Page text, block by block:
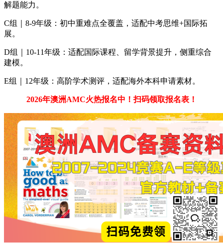
解题能力。
C组｜8-9年级：初中重难点全覆盖，适配中考思维+国际拓
展。
D组｜10-11年级：适配国际课程、留学背景提升，侧重综合
建模。
E组｜12年级：高阶学术测评，适配海外本科申请素材。
2026年澳洲AMC火热报名中！扫码领取报名表！